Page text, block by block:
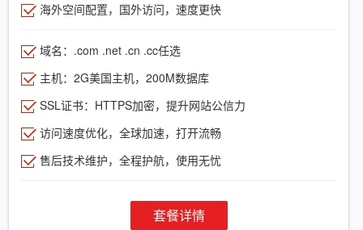
海外空间配置，国外访问，速度更快
域名：.com .net .cn .cc任选
主机：2G美国主机，200M数据库
SSL证书：HTTPS加密，提升网站公信力
访问速度优化，全球加速，打开流畅
售后技术维护，全程护航，使用无忧
套餐详情